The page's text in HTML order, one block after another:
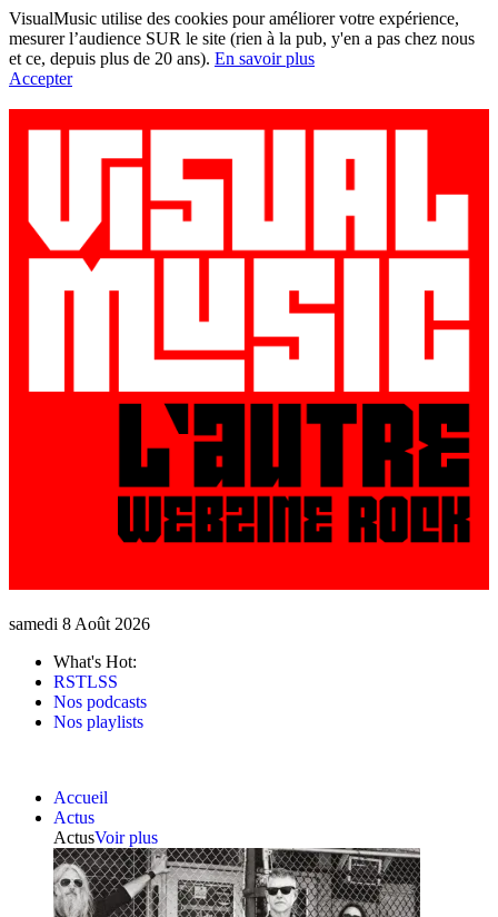
VisualMusic utilise des cookies pour améliorer votre expérience,
mesurer l’audience SUR le site (rien à la pub, y'en a pas chez nous
et ce, depuis plus de 20 ans). En savoir plus
Accepter
samedi 8 Août 2026
What's Hot:
RSTLSS
Nos podcasts
Nos playlists
Accueil
Actus
ActusVoir plus